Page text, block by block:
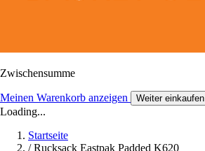
Zwischensumme
Meinen Warenkorb anzeigen Weiter einkaufen
Loading...
Startseite
/ Rucksack Eastpak Padded K620